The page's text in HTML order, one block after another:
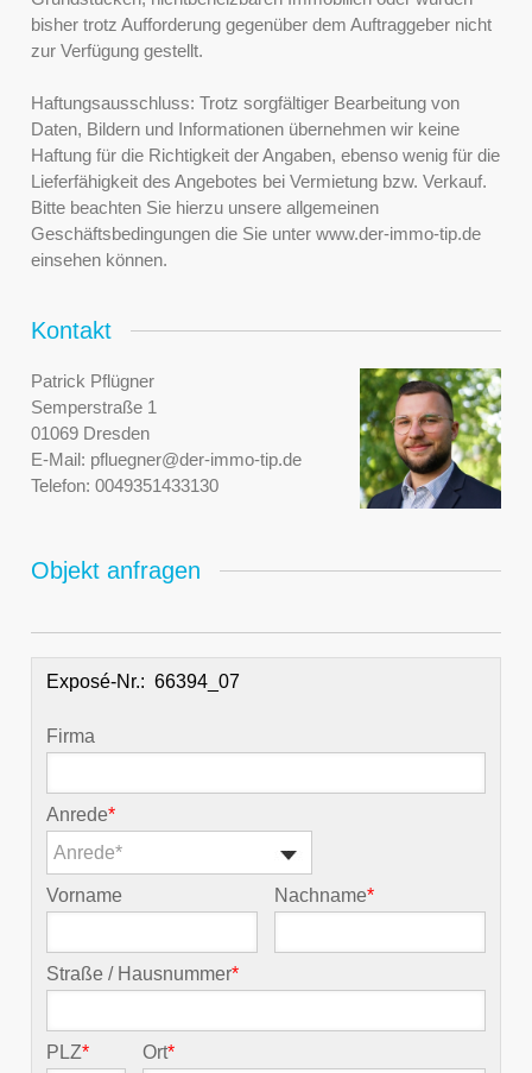
bisher trotz Aufforderung gegenüber dem Auftraggeber nicht
zur Verfügung gestellt.
Haftungsausschluss: Trotz sorgfältiger Bearbeitung von
Daten, Bildern und Informationen übernehmen wir keine
Haftung für die Richtigkeit der Angaben, ebenso wenig für die
Lieferfähigkeit des Angebotes bei Vermietung bzw. Verkauf.
Bitte beachten Sie hierzu unsere allgemeinen
Geschäftsbedingungen die Sie unter www.der-immo-tip.de
einsehen können.
Kontakt
Patrick Pflügner
Semperstraße 1
01069 Dresden
E-Mail: pfluegner@der-immo-tip.de
Telefon: 0049351433130
Objekt anfragen
Exposé-Nr.:
Firma
Anrede*
Anrede*
Vorname Nachname*
Straße / Hausnummer*
PLZ* Ort*